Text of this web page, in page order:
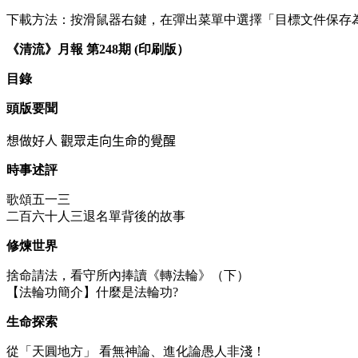
下載方法：按滑鼠器右鍵，在彈出菜單中選擇「目標文件保存
《清流》月報 第248期 (印刷版）
目錄
頭版要聞
想做好人 觀眾走向生命的覺醒
時事述評
歌頌五一三
二百六十人三退名單背後的故事
修煉世界
捨命請法，看守所內捧讀《轉法輪》（下）
【法輪功簡介】什麼是法輪功?
生命探索
從「天圓地方」 看無神論、進化論愚人非淺！